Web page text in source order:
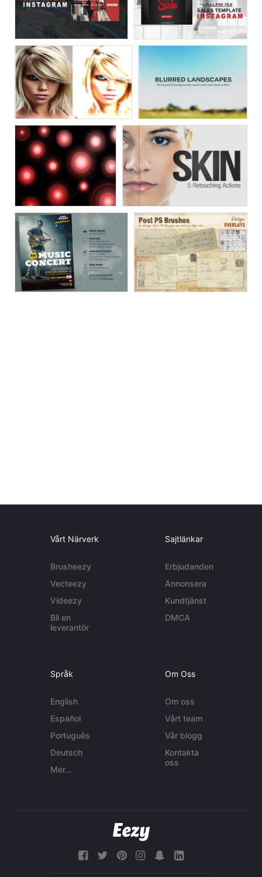
Vårt Närverk
Brusheezy
Vecteezy
Videezy
Bli en
leverantör
Sajtlänkar
Erbjudanden
Annonsera
Kundtjänst
DMCA
Språk
English
Español
Português
Deutsch
Mer...
Om Oss
Om oss
Vårt team
Vår blogg
Kontakta
oss